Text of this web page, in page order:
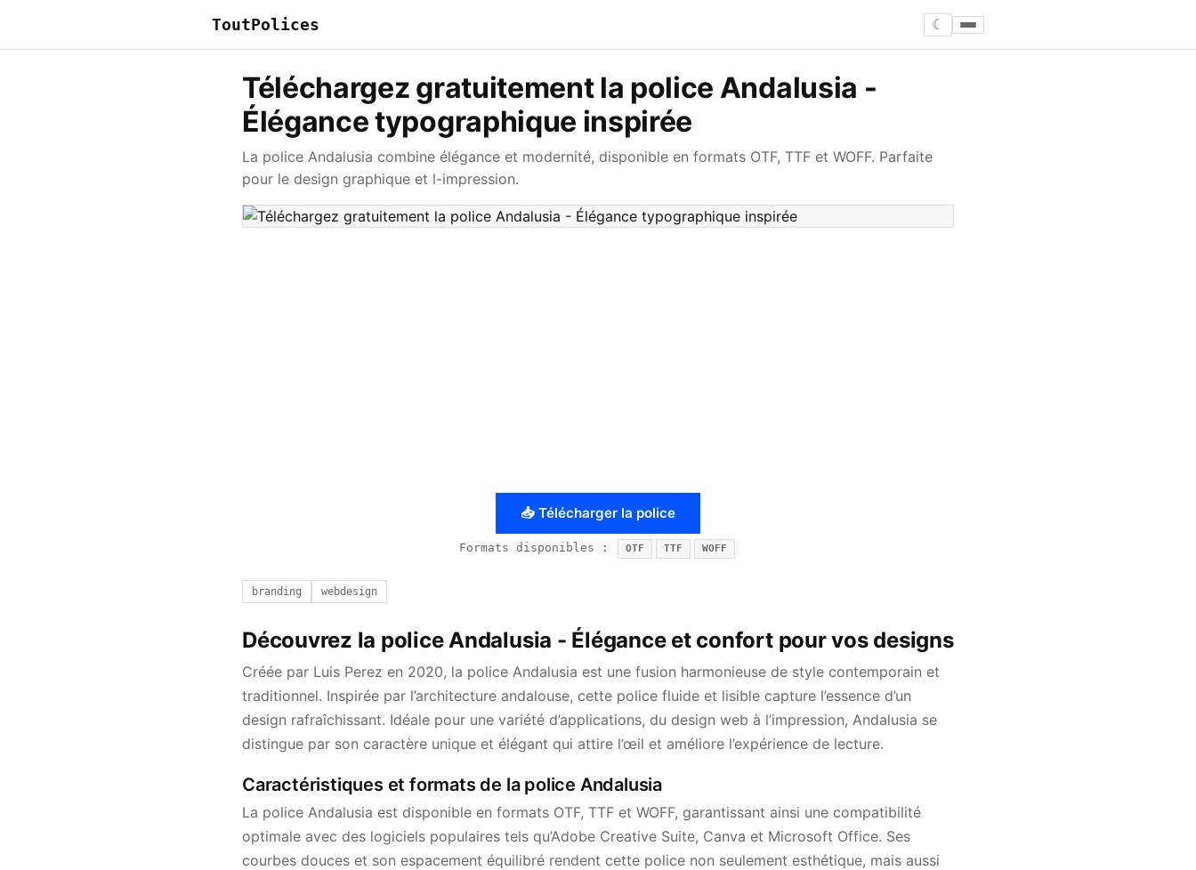
ToutPolices ☾
Téléchargez gratuitement la police Andalusia -
Élégance typographique inspirée
La police Andalusia combine élégance et modernité, disponible en formats OTF, TTF et WOFF. Parfaite
pour le design graphique et l-impression.
📥 Télécharger la police
Formats disponibles : OTF TTF WOFF
branding webdesign
Découvrez la police Andalusia - Élégance et confort pour vos designs
Créée par Luis Perez en 2020, la police Andalusia est une fusion harmonieuse de style contemporain et
traditionnel. Inspirée par l’architecture andalouse, cette police fluide et lisible capture l’essence d’un
design rafraîchissant. Idéale pour une variété d’applications, du design web à l’impression, Andalusia se
distingue par son caractère unique et élégant qui attire l’œil et améliore l’expérience de lecture.
Caractéristiques et formats de la police Andalusia
La police Andalusia est disponible en formats OTF, TTF et WOFF, garantissant ainsi une compatibilité
optimale avec des logiciels populaires tels qu’Adobe Creative Suite, Canva et Microsoft Office. Ses
courbes douces et son espacement équilibré rendent cette police non seulement esthétique, mais aussi